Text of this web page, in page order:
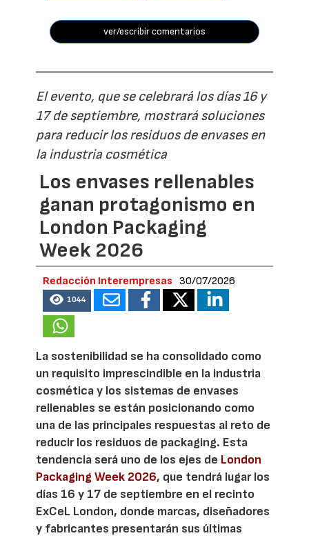
ver/escribir comentarios
El evento, que se celebrará los días 16 y
17 de septiembre, mostrará soluciones
para reducir los residuos de envases en
la industria cosmética
Los envases rellenables
ganan protagonismo en
London Packaging
Week 2026
Redacción Interempresas 30/07/2026
1044
La sostenibilidad se ha consolidado como
un requisito imprescindible en la industria
cosmética y los sistemas de envases
rellenables se están posicionando como
una de las principales respuestas al reto de
reducir los residuos de packaging. Esta
tendencia será uno de los ejes de London
Packaging Week 2026, que tendrá lugar los
días 16 y 17 de septiembre en el recinto
ExCeL London, donde marcas, diseñadores
y fabricantes presentarán sus últimas